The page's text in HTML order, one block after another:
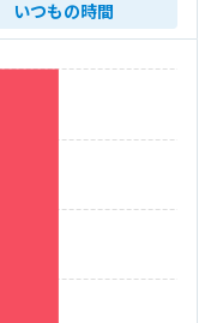
いつもの時間